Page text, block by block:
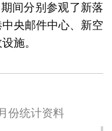
间分别参观了新落
央邮件中心、新空
施。
份统计资料